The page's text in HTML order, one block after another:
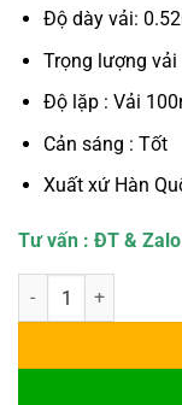
Độ dày vải:
Trọng lượng
Độ lặp : Vải
Cản sáng : Tốt
Xuất xứ Hàn
Tư vấn : ĐT &
Rèm Cầu Vồng Hàn